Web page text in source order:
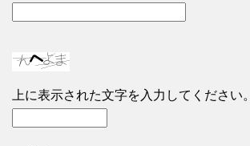
上に表示された文字を入力してください。